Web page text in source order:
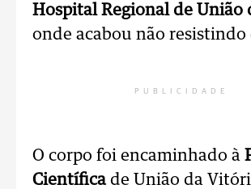
Hospital Regional de União
onde acabou não resistindo
PUBLICIDADE
O corpo foi encaminhado à
Científicade União da